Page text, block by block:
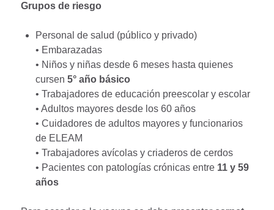
Grupos de riesgo
Personal de salud (público y privado)
• Embarazadas
• Niños y niñas desde 6 meses hasta quienes
cursen 5° año básico
• Trabajadores de educación preescolar y escolar
• Adultos mayores desde los 60 años
• Cuidadores de adultos mayores y funcionarios
de ELEAM
• Trabajadores avícolas y criaderos de cerdos
• Pacientes con patologías crónicas entre 11 y 59
años